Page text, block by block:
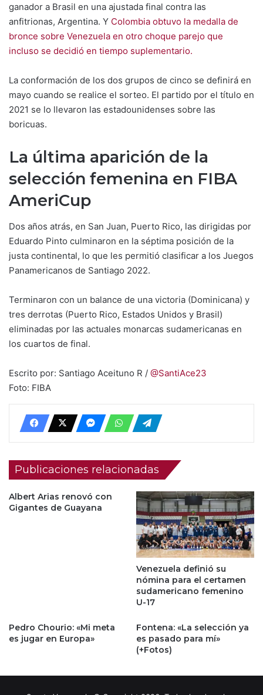
ganador a Brasil en una ajustada final contra las
anfitrionas, Argentina. Y Colombia obtuvo la medalla de
bronce sobre Venezuela en otro choque parejo que
incluso se decidió en tiempo suplementario.
La conformación de los dos grupos de cinco se definirá en
mayo cuando se realice el sorteo. El partido por el título en
2021 se lo llevaron las estadounidenses sobre las
boricuas.
La última aparición de la
selección femenina en FIBA
AmeriCup
Dos años atrás, en San Juan, Puerto Rico, las dirigidas por
Eduardo Pinto culminaron en la séptima posición de la
justa continental, lo que les permitió clasificar a los Juegos
Panamericanos de Santiago 2022.
Terminaron con un balance de una victoria (Dominicana) y
tres derrotas (Puerto Rico, Estados Unidos y Brasil)
eliminadas por las actuales monarcas sudamericanas en
los cuartos de final.
Escrito por: Santiago Aceituno R / @SantiAce23
Foto: FIBA
Publicaciones relacionadas
Albert Arias renovó con
Gigantes de Guayana
Venezuela definió su
nómina para el certamen
sudamericano femenino
U-17
Pedro Chourio: «Mi meta
es jugar en Europa»
Fontena: «La selección ya
es pasado para mí»
(+Fotos)